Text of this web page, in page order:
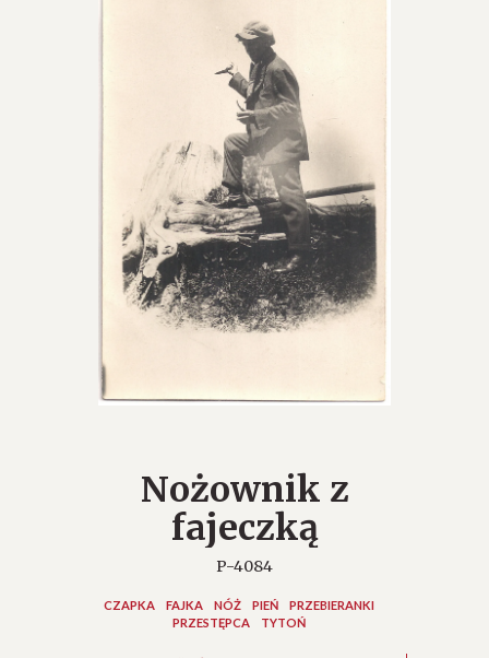
Nożownik z
fajeczką
P-4084
CZAPKA FAJKA NÓŻ PIEŃ
PRZEBIERANKI
PRZESTĘPCA
TYTOŃ